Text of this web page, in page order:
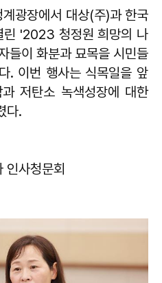
광장에서 대상(주)과 한국
린 '2023 청정원 희망의 나
들이 화분과 묘목을 시민들
. 이번 행사는 식목일을 앞
저탄소 녹색성장에 대한
다.
인사청문회